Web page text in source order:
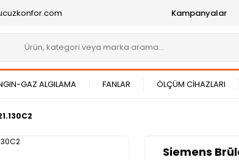
Kampanyalar
GAZ ALGILAMA FANLAR ÖLÇÜM CİHAZLARI
Siemens